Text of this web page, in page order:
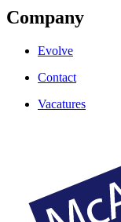
Company
Evolve
Contact
Vacatures